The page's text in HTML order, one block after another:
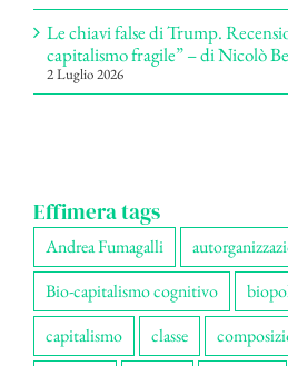
Le chiavi false di Trump.
capitalismo fragile” – di Nicolò
2 Luglio 2026
Effimera tags
Andrea Fumagalli
Bio-capitalismo cognitivo
capitalismo
classe